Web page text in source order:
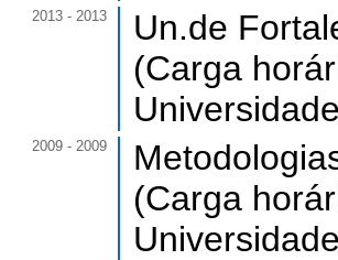
2013 - 2013
Un.de
(Carga
2009 - 2009
(Carga